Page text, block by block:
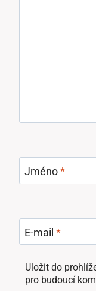
Jméno*
E-mail *
Uložit do
pro budoucí